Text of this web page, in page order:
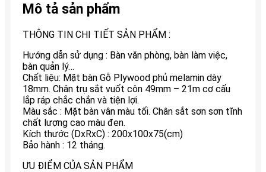
Mô tả sản phẩm
THÔNG TIN CHI TIẾT SẢN PHẨM :
Hướng dẫn sử dụng : Bàn văn phòng, bàn làm việc,
bàn quản lý…
Chất liệu: Mặt bàn Gỗ Plywood phủ melamin dày
18mm. Chân trụ sắt vuốt côn 49mm – 21m cơ cấu
lắp ráp chắc chắn và tiện lợi.
Màu sắc : Mặt bàn vân màu tối. Chân sắt sơn sơn tĩnh
chất lượng cao màu đen.
Kích thước (DxRxC) : 200x100x75(cm)
Bảo hành : 12 tháng.
ƯU ĐIỂM CỦA SẢN PHẨM